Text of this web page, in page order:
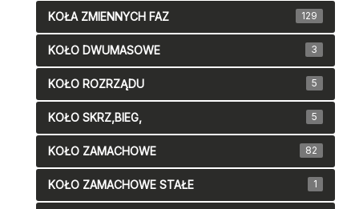
KOŁA ZMIENNYCH FAZ 129
KOŁO DWUMASOWE 3
KOŁO ROZRZĄDU 5
KOŁO SKRZ,BIEG, 5
KOŁO ZAMACHOWE 82
KOŁO ZAMACHOWE STAŁE 1